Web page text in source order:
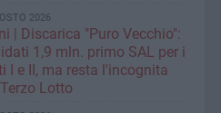
2026
| Discarica "Puro Vecchio":
1,9 mln. primo SAL per i
I e II, ma resta l'incognita
Lotto